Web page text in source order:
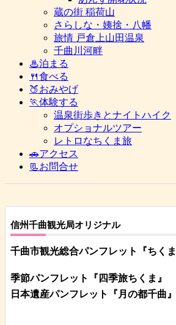
蔵の街 稲荷山
さらしな・姨捨・八幡
旅情 戸倉上山田温泉
千曲川河畔
♨泊まる
🍴食べる
🍑おみやげ
🏃体験する
温泉街歩きとナイトハイク
オプショナルツアー
レトロなちくま旅
🚗アクセス
📃お問合せ
信州千曲観光局オリジナル
千曲市観光総合パンフレット 『ちくま
季節パンフレット『四季旅ちくま』
日本遺産パンフレット
『月の都千曲』